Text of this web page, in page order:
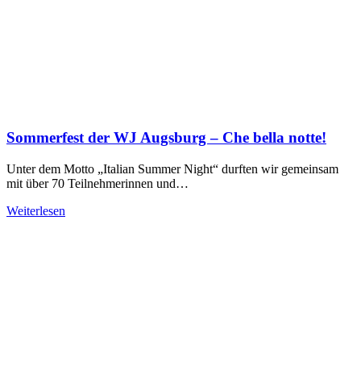
Sommerfest der WJ Augsburg – Che bella notte!
Unter dem Motto „Italian Summer Night“ durften wir gemeinsam
mit über 70 Teilnehmerinnen und…
Weiterlesen